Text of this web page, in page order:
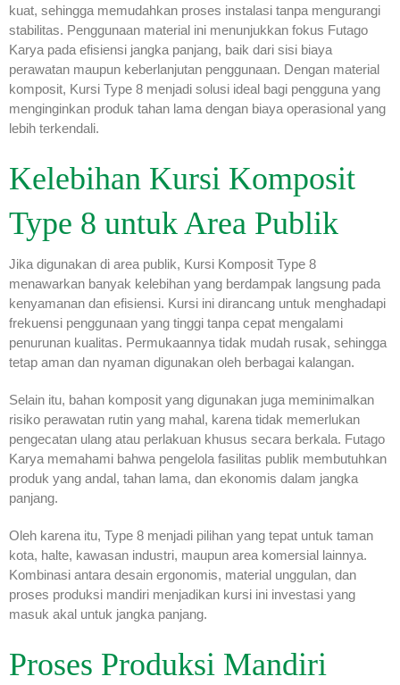
kuat, sehingga memudahkan proses instalasi tanpa mengurangi
stabilitas. Penggunaan material ini menunjukkan fokus Futago
Karya pada efisiensi jangka panjang, baik dari sisi biaya
perawatan maupun keberlanjutan penggunaan. Dengan material
komposit, Kursi Type 8 menjadi solusi ideal bagi pengguna yang
menginginkan produk tahan lama dengan biaya operasional yang
lebih terkendali.
Kelebihan Kursi Komposit
Type 8 untuk Area Publik
Jika digunakan di area publik, Kursi Komposit Type 8
menawarkan banyak kelebihan yang berdampak langsung pada
kenyamanan dan efisiensi. Kursi ini dirancang untuk menghadapi
frekuensi penggunaan yang tinggi tanpa cepat mengalami
penurunan kualitas. Permukaannya tidak mudah rusak, sehingga
tetap aman dan nyaman digunakan oleh berbagai kalangan.
Selain itu, bahan komposit yang digunakan juga meminimalkan
risiko perawatan rutin yang mahal, karena tidak memerlukan
pengecatan ulang atau perlakuan khusus secara berkala. Futago
Karya memahami bahwa pengelola fasilitas publik membutuhkan
produk yang andal, tahan lama, dan ekonomis dalam jangka
panjang.
Oleh karena itu, Type 8 menjadi pilihan yang tepat untuk taman
kota, halte, kawasan industri, maupun area komersial lainnya.
Kombinasi antara desain ergonomis, material unggulan, dan
proses produksi mandiri menjadikan kursi ini investasi yang
masuk akal untuk jangka panjang.
Proses Produksi Mandiri